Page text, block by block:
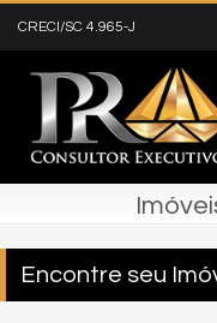
CRECI/SC 4.965-J
Encontre seu